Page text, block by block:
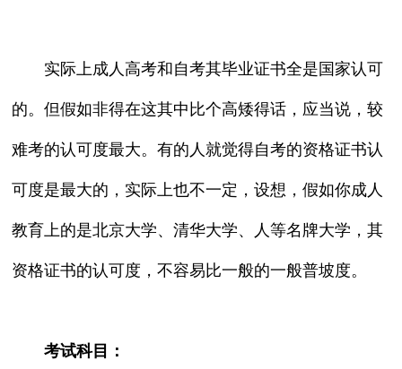
实际上成人高考和自考其毕业证书全是国家认可
的。但假如非得在这其中比个高矮得话，应当说，较
难考的认可度最大。有的人就觉得自考的资格证书认
可度是最大的，实际上也不一定，设想，假如你成人
教育上的是北京大学、清华大学、人等名牌大学，其
资格证书的认可度，不容易比一般的一般普坡度。
考试科目：